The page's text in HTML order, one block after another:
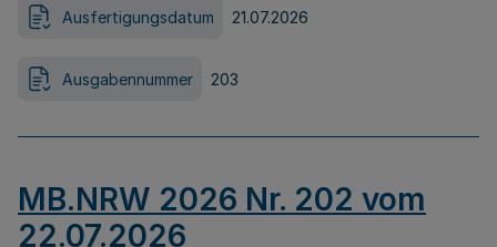
Ausfertigungsdatum 21.07.2026
Ausgabennummer 203
MB.NRW 2026 Nr. 202 vom
22.07.2026